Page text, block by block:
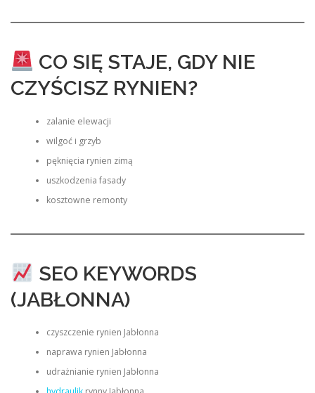
CO SIĘ STAJE, GDY NIE
CZYŚCISZ RYNIEN?
zalanie elewacji
wilgoć i grzyb
pęknięcia rynien zimą
uszkodzenia fasady
kosztowne remonty
SEO KEYWORDS
(JABŁONNA)
czyszczenie rynien Jabłonna
naprawa rynien Jabłonna
udrażnianie rynien Jabłonna